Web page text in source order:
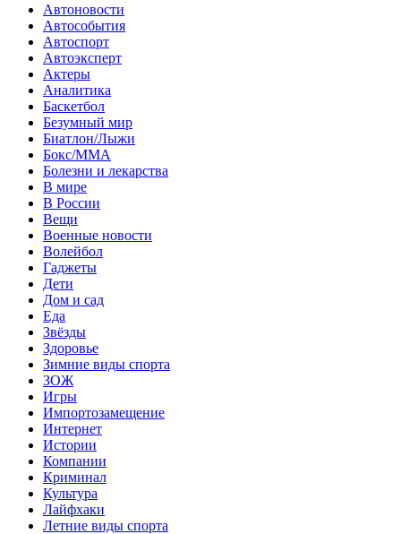
Автоновости
Автособытия
Автоспорт
Автоэксперт
Актеры
Аналитика
Баскетбол
Безумный мир
Биатлон/Лыжи
Бокс/MMA
Болезни и лекарства
В мире
В России
Вещи
Военные новости
Волейбол
Гаджеты
Дети
Дом и сад
Еда
Звёзды
Здоровье
Зимние виды спорта
ЗОЖ
Игры
Импортозамещение
Интернет
Истории
Компании
Криминал
Культура
Лайфхаки
Летние виды спорта